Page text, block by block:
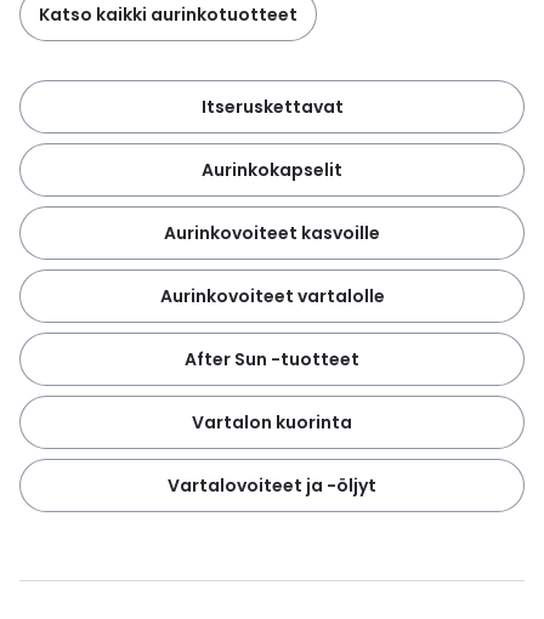
Katso kaikki aurinkotuotteet
Itseruskettavat
Aurinkokapselit
Aurinkovoiteet kasvoille
Aurinkovoiteet vartalolle
After Sun -tuotteet
Vartalon kuorinta
Vartalovoiteet ja -öljyt